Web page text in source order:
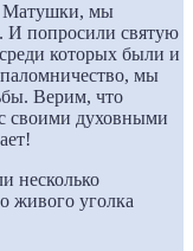
Матушки, мы
. И попросили святую
которых были и
мы
Верим, что
своими духовными
несколько
живого уголка